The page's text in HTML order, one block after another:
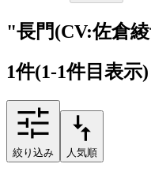
"長門(CV:佐倉
1件(1-1件目表示)
絞り込み 人気順